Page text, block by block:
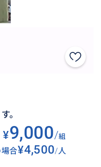
。
¥9,000/組
合 ¥4,500/人